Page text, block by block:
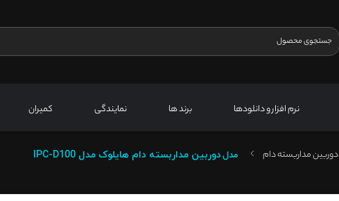
نرم افزار و دانلودها برند ها نمایندگی کمیران
دوربین مداربسته دام مدلدوربین مداربسته دام هایلوک مدل IPC-D100